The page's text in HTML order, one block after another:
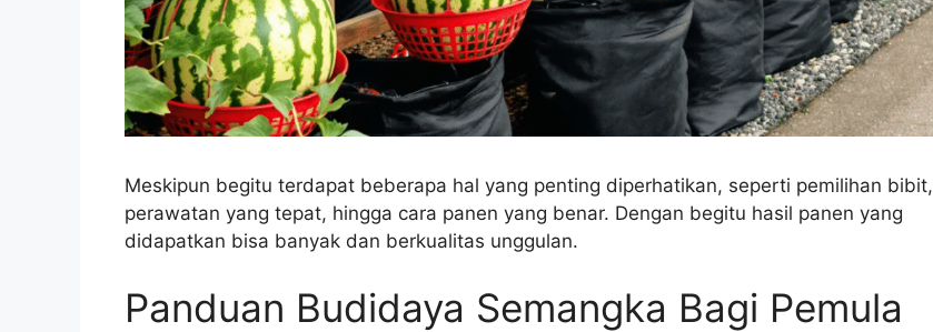
Meskipun begitu terdapat beberapa hal yang penting diperhatikan, seperti pemilihan bibit,
perawatan yang tepat, hingga cara panen yang benar. Dengan begitu hasil panen yang
didapatkan bisa banyak dan berkualitas unggulan.
Panduan Budidaya Semangka Bagi Pemula